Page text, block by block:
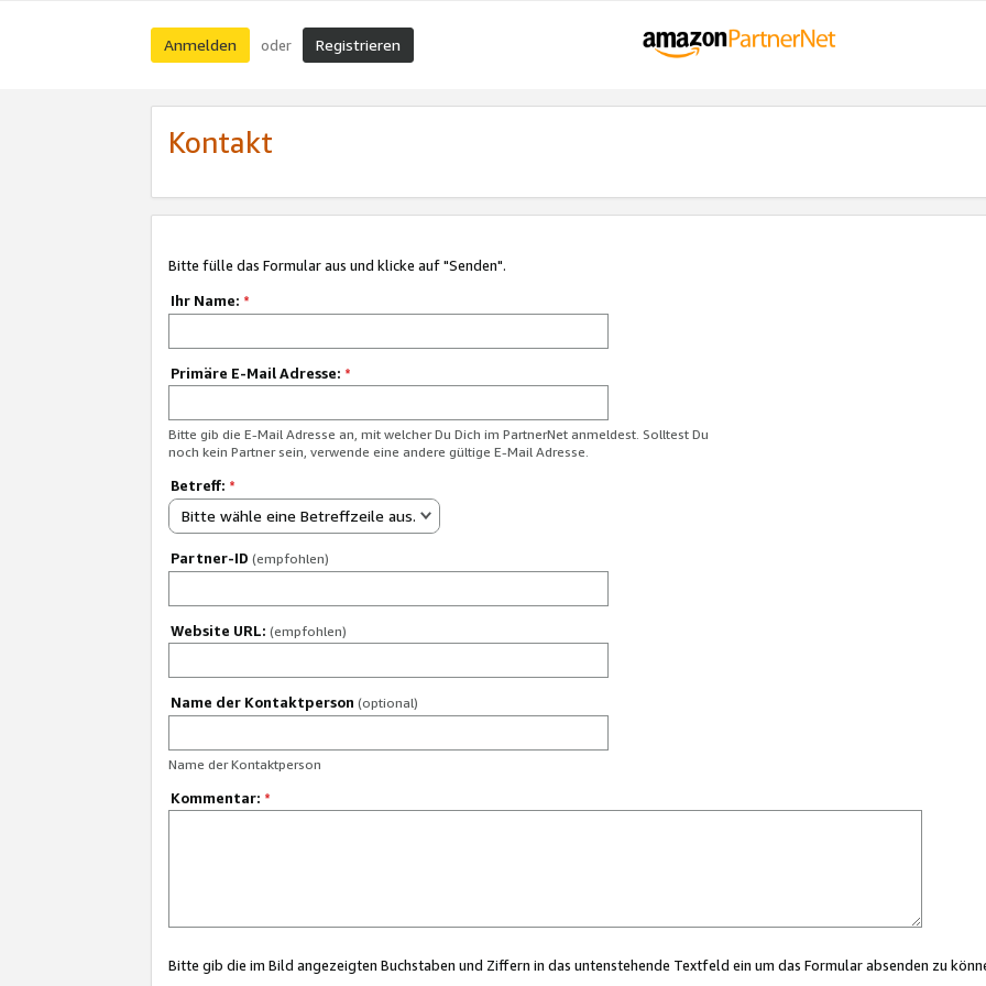
Anmelden oder Registrieren
Kontakt
Bitte fülle das Formular aus und klicke auf "Senden".
Ihr Name: *
Primäre E-Mail Adresse: *
Bitte gib die E-Mail Adresse an, mit welcher Du Dich im PartnerNet anmeldest. Solltest Du
noch kein Partner sein, verwende eine andere gültige E-Mail Adresse.
Betreff: *
Bitte wähle eine Betreffzeile aus.
Partner-ID (empfohlen)
Website URL: (empfohlen)
Name der Kontaktperson (optional)
Name der Kontaktperson
Kommentar: *
Bitte gib die im Bild angezeigten Buchstaben und Ziffern in das untenstehende Textfeld ein um das Formular absenden zu